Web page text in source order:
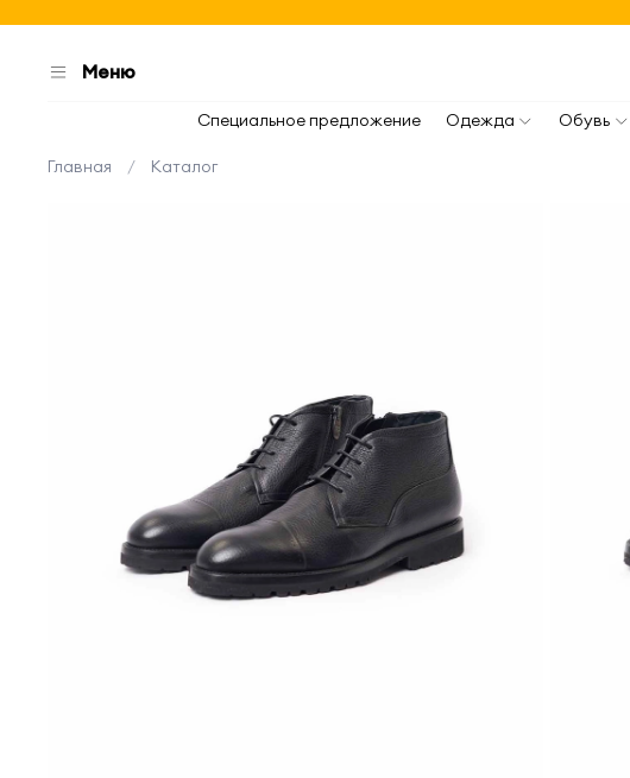
Меню
Специальное предложение Одежда Обувь
Главная Каталог